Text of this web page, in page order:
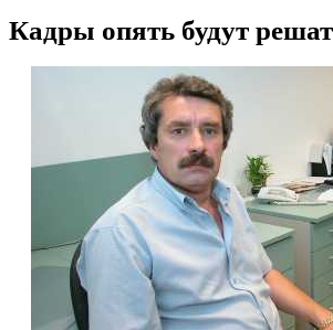
Кадры опять будут